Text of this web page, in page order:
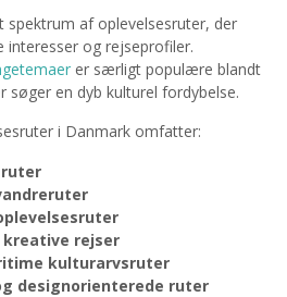
spektrum af oplevelsesruter, der
og rejseprofiler.
er særligt populære blandt
søger en dyb kulturel fordybelse.
i Danmark omfatter:
rejser
kulturarvsruter
designorienterede ruter